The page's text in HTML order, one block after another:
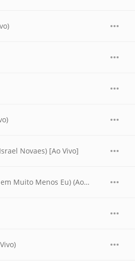
Novaes) [Ao Vivo]
Você Não Me Esqueceu (Nem Muito Menos Eu) (Ao Vivo)